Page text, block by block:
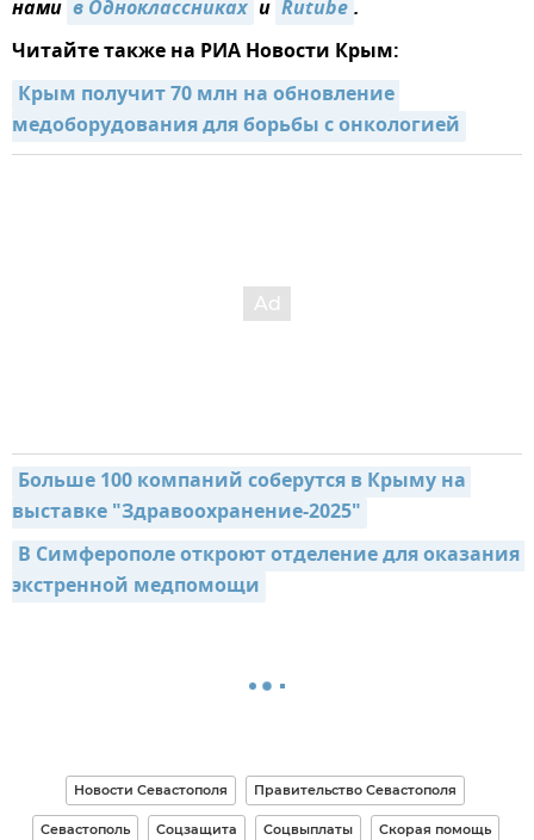
нами в Одноклассниках и Rutube.
Читайте также на РИА Новости Крым:
Крым получит 70 млн на обновление
медоборудования для борьбы с онкологией
Больше 100 компаний соберутся в Крыму на
выставке "Здравоохранение-2025"
В Симферополе откроют отделение для оказания
экстренной медпомощи
Новости Севастополя Правительство Севастополя
Севастополь Соцзащита Соцвыплаты Скорая помощь